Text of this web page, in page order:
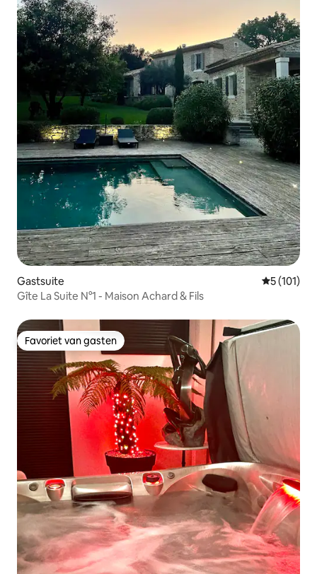
Gastsuite
5 (101)
Gîte La Suite N°1 - Maison Achard & Fils
Favoriet van gasten
Favoriet van gasten